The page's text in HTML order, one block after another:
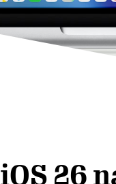
iOS 26